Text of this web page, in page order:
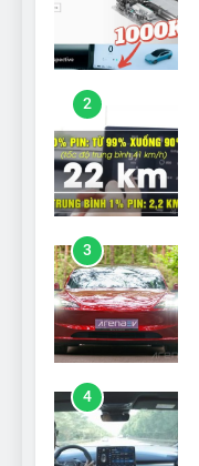
2
3
4